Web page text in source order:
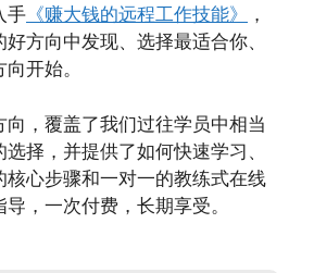
手 《赚大钱的远程工作技能》
，
方向中发现、选择最适合你、
开始。
，覆盖了我们过往学员中相当
择，并提供了如何快速学习、
核心步骤和一对一的教练式在线
，一次付费，长期享受。